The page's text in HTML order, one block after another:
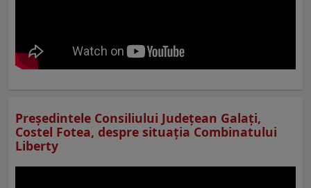
Preşedintele Consiliului Judeţean Galaţi,
Costel Fotea, despre situaţia Combinatului
Liberty